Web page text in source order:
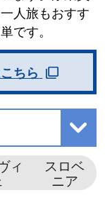
人旅もおすす
です。
ちら
ィ
スロベ
ニア